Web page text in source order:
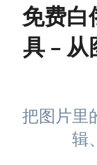
免费白
具 –
把图片里
辑